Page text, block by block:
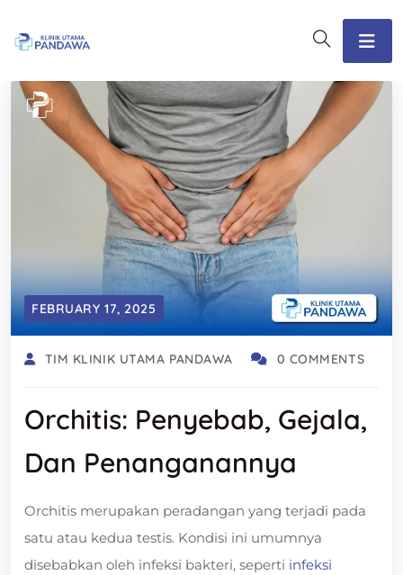
FEBRUARY 17, 2025
TIM KLINIK UTAMA PANDAWA 0 COMMENTS
Orchitis: Penyebab, Gejala,
Dan Penanganannya
Orchitis merupakan peradangan yang terjadi pada
satu atau kedua testis. Kondisi ini umumnya
disebabkan oleh infeksi bakteri, seperti infeksi